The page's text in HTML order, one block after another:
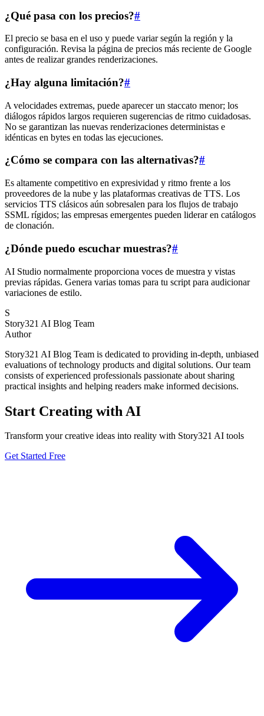
¿Qué pasa con los precios?#
El precio se basa en el uso y puede variar según la región y la
configuración. Revisa la página de precios más reciente de Google
antes de realizar grandes renderizaciones.
¿Hay alguna limitación?#
A velocidades extremas, puede aparecer un staccato menor; los
diálogos rápidos largos requieren sugerencias de ritmo cuidadosas.
No se garantizan las nuevas renderizaciones deterministas e
idénticas en bytes en todas las ejecuciones.
¿Cómo se compara con las alternativas?#
Es altamente competitivo en expresividad y ritmo frente a los
proveedores de la nube y las plataformas creativas de TTS. Los
servicios TTS clásicos aún sobresalen para los flujos de trabajo
SSML rígidos; las empresas emergentes pueden liderar en catálogos
de clonación.
¿Dónde puedo escuchar muestras?#
AI Studio normalmente proporciona voces de muestra y vistas
previas rápidas. Genera varias tomas para tu script para audicionar
variaciones de estilo.
S
Story321 AI Blog Team
Author
Story321 AI Blog Team is dedicated to providing in-depth, unbiased
evaluations of technology products and digital solutions. Our team
consists of experienced professionals passionate about sharing
practical insights and helping readers make informed decisions.
Start Creating with AI
Transform your creative ideas into reality with Story321 AI tools
Get Started Free